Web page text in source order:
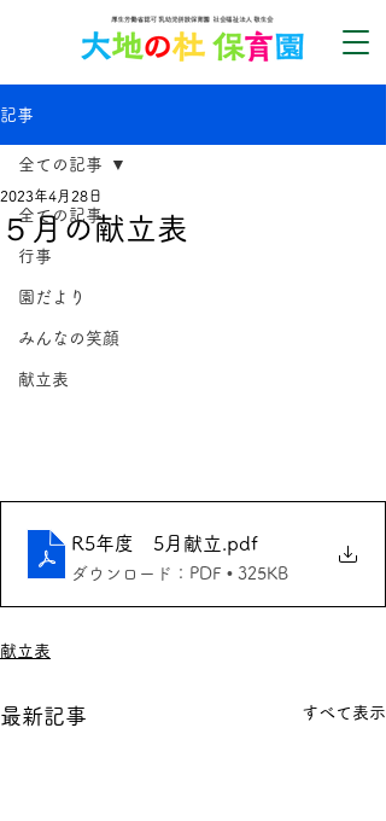
記事
全ての記事
行事
園だより
みんなの笑顔
献立表
全ての記事
５月の献立表
2023年4月28日
R5年度 5月献立 .pdf
ダウンロード：PDF • 325KB
献立表
最新記事 すべて表示